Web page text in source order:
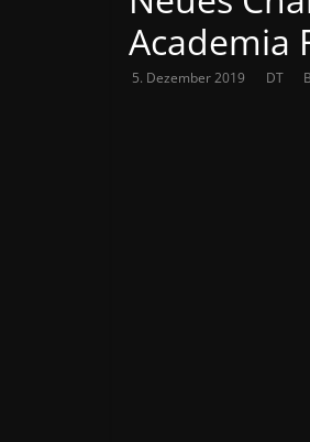
Academia
5. Dezember 2019 DT